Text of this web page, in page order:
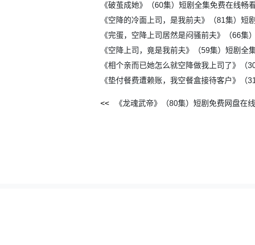
《破茧成她》（60集）短剧全集免费在线畅
《空降的冷面上司，是我前夫》（81集）短
《完蛋，空降上司居然是闷骚前夫》（66集
《空降上司，竟是我前夫》（59集）短剧全
《相个亲而已她怎么就空降做我上司了》（
《垫付餐费遭赖账，我空餐盒接待客户》（
《龙魂武帝》（80集）短剧免费网盘在